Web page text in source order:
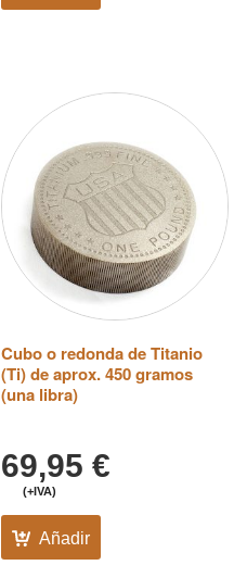
Cubo o redonda de Titanio
(Ti) de aprox. 450 gramos
(una libra)
69,95 €
(+IVA)
Añadir